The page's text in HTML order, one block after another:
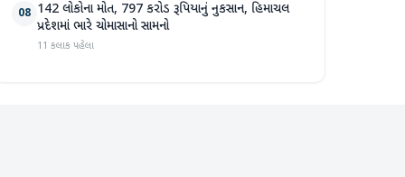
08 142 લોકોના મોત, 797 કરોડ રૂપિયાનું નુકસાન, હિમાચલ
પ્રદેશમાં ભારે ચોમાસાનો સામનો
11 કલાક પહેલા